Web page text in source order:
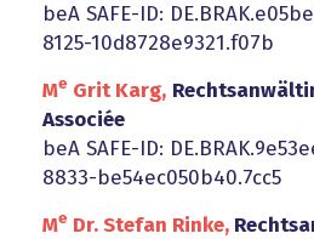
beA SAFE-ID:
8125-10d8728e9321.f07b
Me Grit Karg,
Associée
beA SAFE-ID:
8833-be54ec050b40.7cc5
Me Dr. Stefan Rinke,